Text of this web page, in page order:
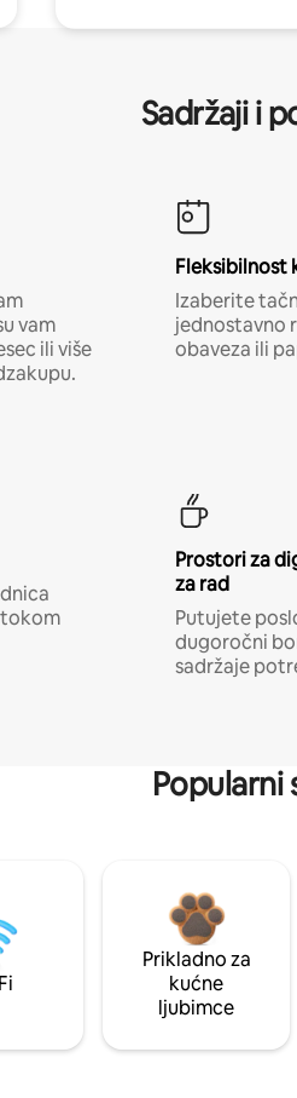
Sadržaji i
vam
ili više
Fleksibilnost
Izaberite
jednostavno
obaveza ili
Prostori za
za rad
Putujete
dugoročni
sadržaje
Popularni
Prikladno za
kućne
ljubimce